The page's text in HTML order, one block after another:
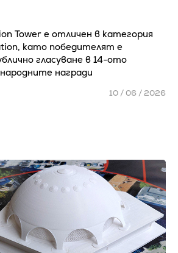
Tower е отличен в категория
като победителят е
гласуване в 14-ото
награди
10 / 06 / 2026